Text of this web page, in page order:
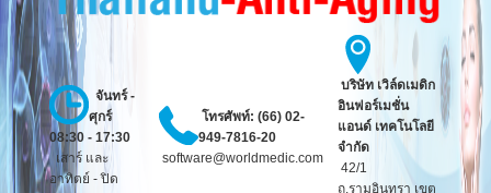
จันทร์ -
ศุกร์
08:30 - 17:30
เสาร์ และ
อาทิตย์ - ปิด
โทรศัพท์: (66) 02-
949-7816-20
software@worldmedic.com
บริษัท เวิล์ดเมดิก
อินฟอร์เมชั่น
แอนด์ เทคโนโลยี
จำกัด
42/1
ถ.รามอินทรา เขต